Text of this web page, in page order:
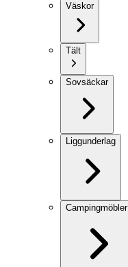
Väskor
Tält
Sovsäckar
Liggunderlag
Campingmöbler